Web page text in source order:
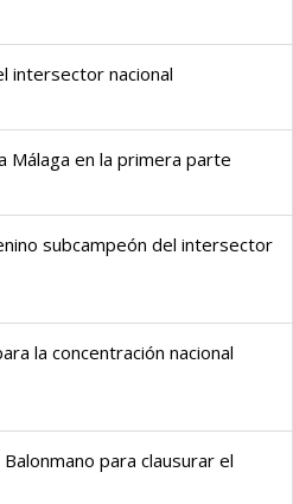
intersector nacional
Málaga en la primera parte
subcampeón del intersector
la concentración nacional
para clausurar el